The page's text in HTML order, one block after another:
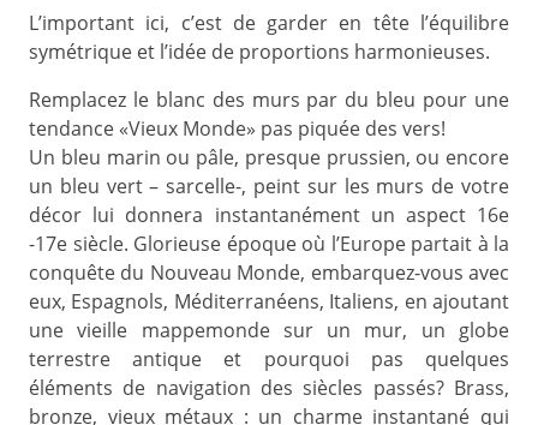
L’important ici, c’est de garder en tête l’équilibre
symétrique et l’idée de proportions harmonieuses.
Remplacez le blanc des murs par du bleu pour une
tendance «Vieux Monde» pas piquée des vers!
Un bleu marin ou pâle, presque prussien, ou encore
un bleu vert – sarcelle-, peint sur les murs de votre
décor lui donnera instantanément un aspect 16e
-17e siècle. Glorieuse époque où l’Europe partait à la
conquête du Nouveau Monde, embarquez-vous avec
eux, Espagnols, Méditerranéens, Italiens, en ajoutant
une vieille mappemonde sur un mur, un globe
terrestre antique et pourquoi pas quelques
éléments de navigation des siècles passés? Brass,
bronze, vieux métaux : un charme instantané qui